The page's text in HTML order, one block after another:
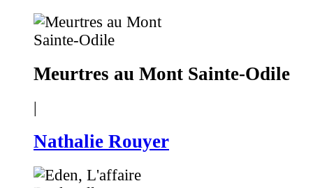
Meurtres au Mont Sainte-Odile
|
Nathalie Rouyer